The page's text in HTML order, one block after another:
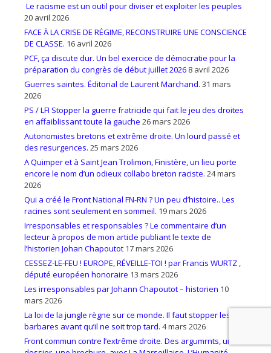
Le racisme est un outil pour diviser et exploiter les peuples
20 avril 2026
FACE À LA CRISE DE RÉGIME, RECONSTRUIRE UNE CONSCIENCE
DE CLASSE. 16 avril 2026
PCF, ça discute dur. Un bel exercice de démocratie pour la
préparation du congrès de début juillet 2026 8 avril 2026
Guerres saintes. Éditorial de Laurent Marchand. 31 mars
2026
PS / LFI Stopper la guerre fratricide qui fait le jeu des droites
en affaiblissant toute la gauche 26 mars 2026
Autonomistes bretons et extrême droite. Un lourd passé et
des resurgences. 25 mars 2026
A Quimper et à Saint Jean Trolimon, Finistère, un lieu porte
encore le nom d’un odieux collabo breton raciste. 24 mars
2026
Qui a créé le Front National FN-RN ? Un peu d’histoire.. Les
racines sont seulement en sommeil. 19 mars 2026
Irresponsables et responsables ? Le commentaire d’un
lecteur à propos de mon article publiant le texte de
l’historien Johan Chapoutot 17 mars 2026
CESSEZ-LE-FEU ! EUROPE, RÉVEILLE-TOI ! par Francis WURTZ ,
député européen honoraire 13 mars 2026
Les irresponsables par Johann Chapoutot – historien 10
mars 2026
La loi de la jungle règne sur ce monde. Il faut stopper les
barbares avant qu’il ne soit trop tard. 4 mars 2026
Front commun contre l’extrême droite. Des argumrnts, un